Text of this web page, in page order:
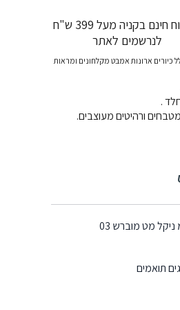
בקניה מעל 399 ש"ח
לנרשמים לאתר
כיורים ארונות אמבט מקלחונים ומראות
.
ורהיטים מעוצבים.
תואמים